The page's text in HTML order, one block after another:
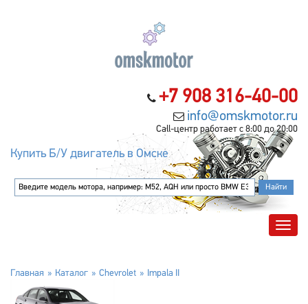
+7 908 316-40-00
info@omskmotor.ru
Call-центр работает с 8:00 до 20:00
Купить Б/У двигатель в Омске
Главная Каталог Chevrolet Impala II